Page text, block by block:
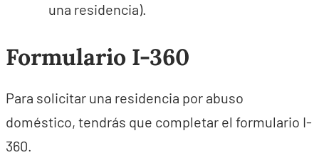
una residencia).
Formulario I-360
Para solicitar una residencia por abuso
doméstico, tendrás que completar el formulario I-
360.